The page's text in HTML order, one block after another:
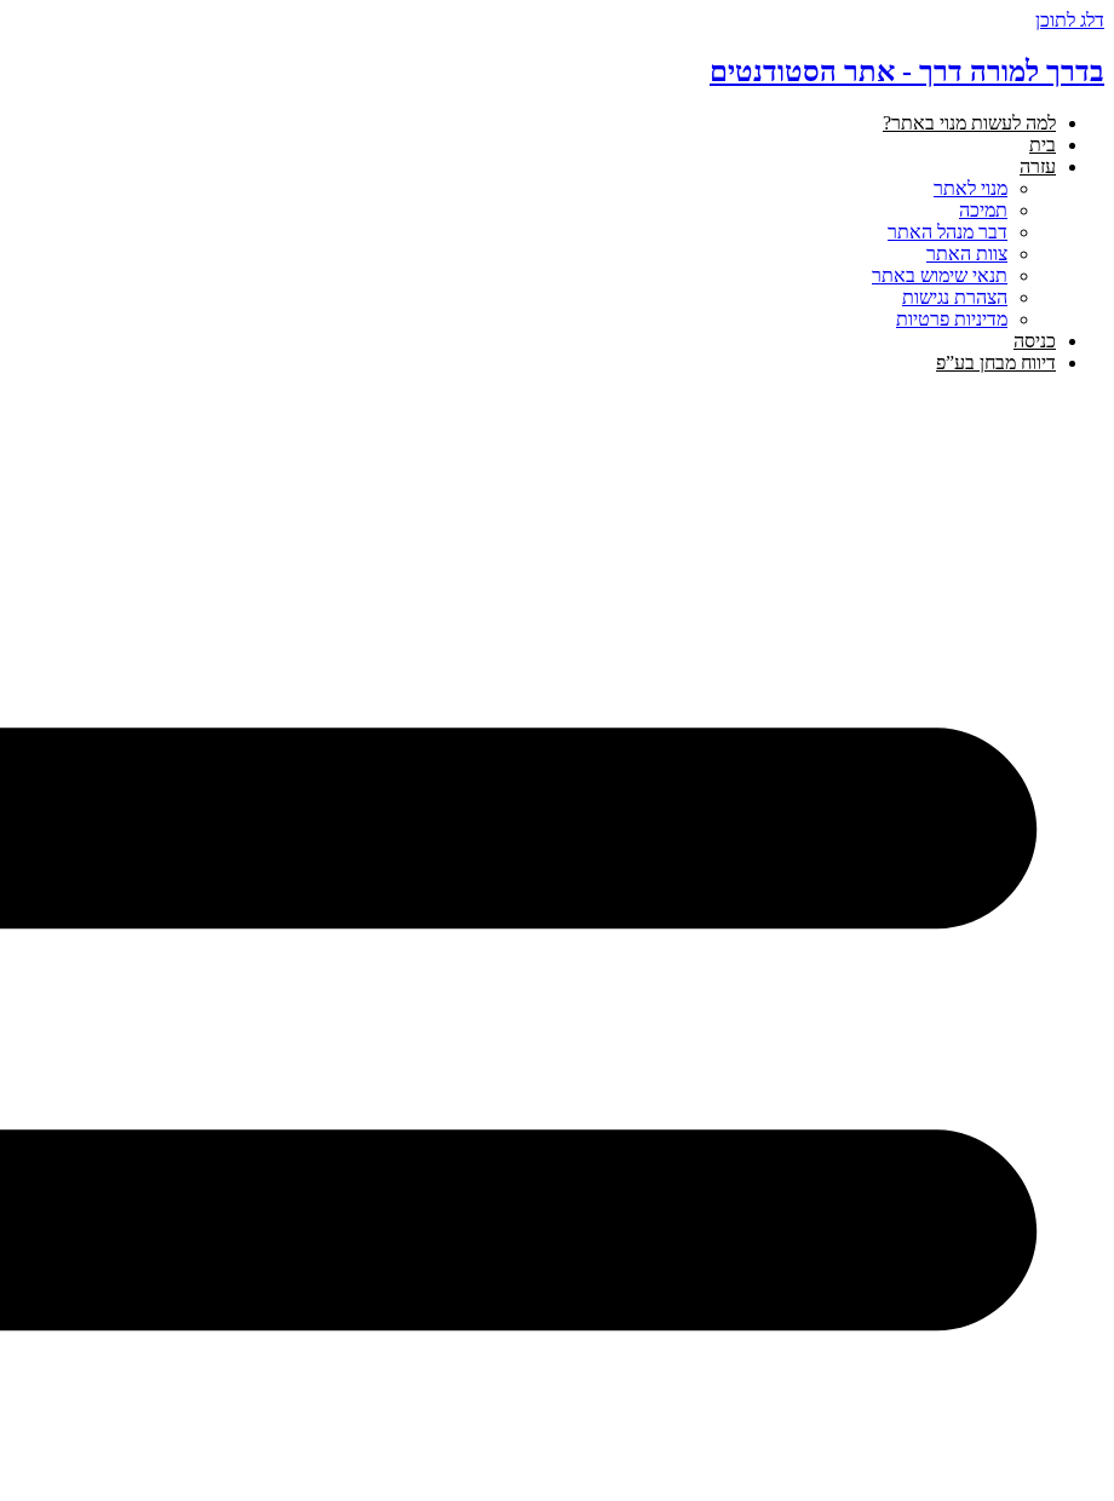
דלג לתוכן
בדרך למורה דרך - אתר הסטודנטים
למה לעשות מנוי באתר?
בית
עזרה
מנוי לאתר
תמיכה
דבר מנהל האתר
צוות האתר
תנאי שימוש באתר
הצהרת נגישות
מדיניות פרטיות
כניסה
דיווח מבחן בע”פ